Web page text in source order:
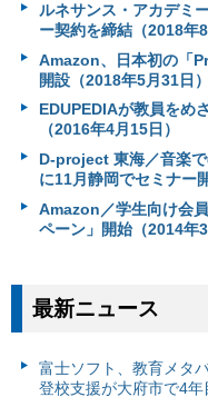
ルネサンス・アカデミ
ー契約を締結（2018年8
Amazon、日本初の「
開設（2018年5月31日）
EDUPEDIAが教員をめ
（2016年4月15日）
D-project 東海／音楽
に11月静岡でセミナー
Amazon／学生向け会
ペーン」開始（2014年3
最新ニュース
富⼠ソフト、教育メタ
登校支援が大府市で4年